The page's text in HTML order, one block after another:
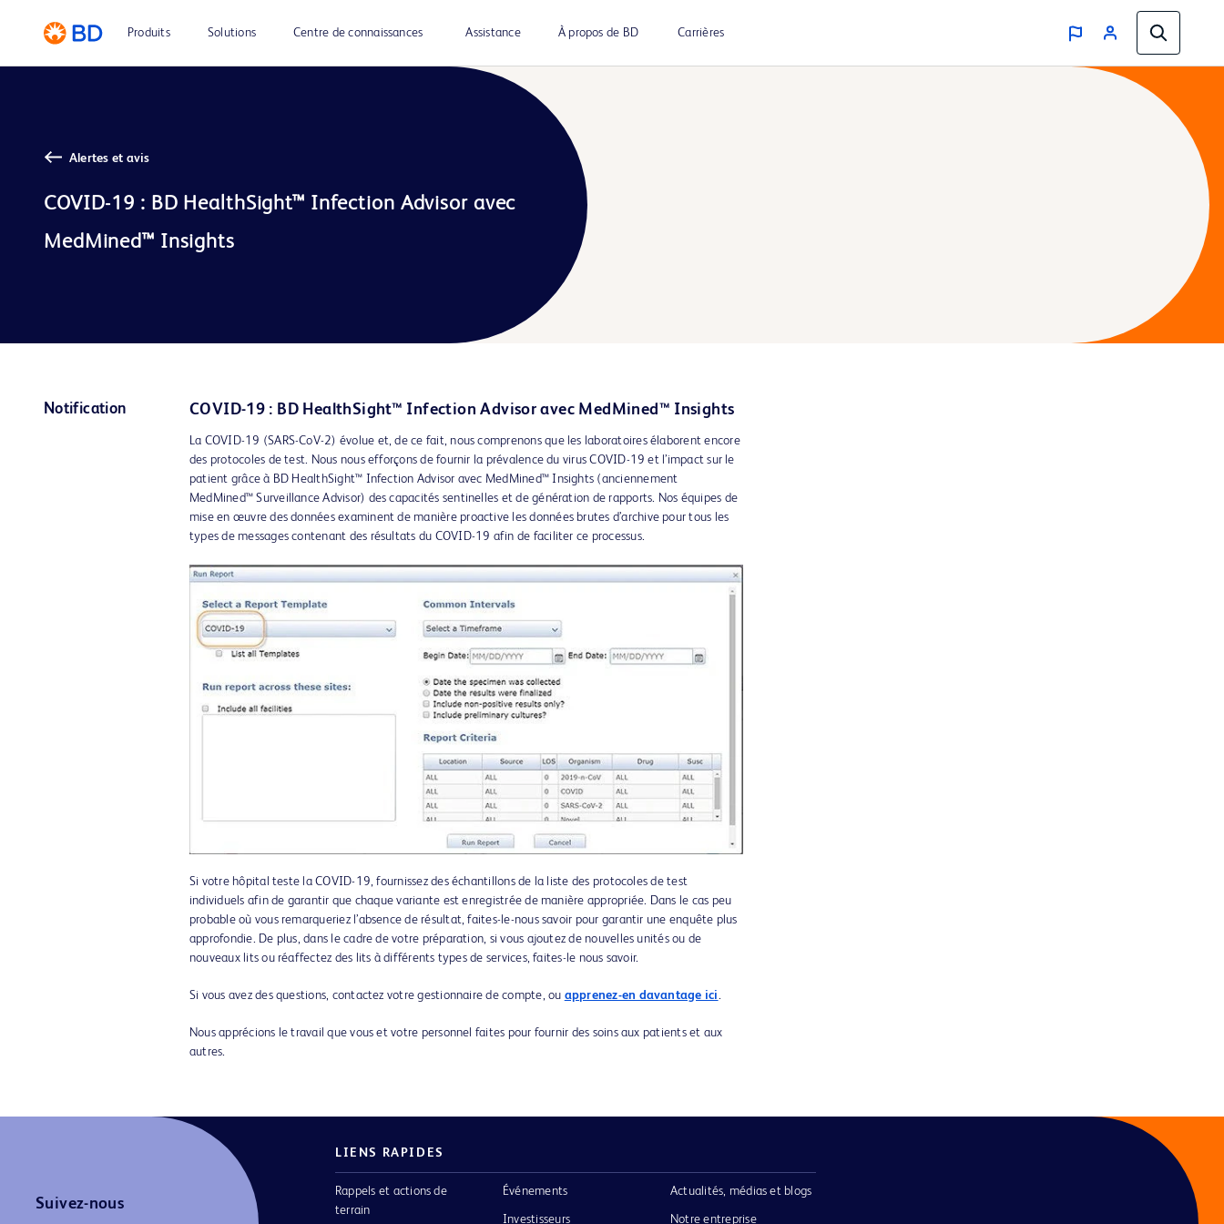
Produits Solutions Centre de connaissances Assistance À propos de BD Carrières
Alertes et avis
COVID-19 : BD HealthSight™ Infection Advisor avec
Notification COVID-19 : BD HealthSight™ Infection Advisor avec MedMined™ Insights
La COVID-19 (SARS-CoV-2) évolue et, de ce fait, nous comprenons que les laboratoires élaborent encore
des protocoles de test. Nous nous efforçons de fournir la prévalence du virus COVID-19 et l’impact sur le
patient grâce à BD HealthSight™ Infection Advisor avec MedMined™ Insights (anciennement
MedMined™ Surveillance Advisor) des capacités sentinelles et de génération de rapports. Nos équipes de
mise en œuvre des données examinent de manière proactive les données brutes d’archive pour tous les
types de messages contenant des résultats du COVID-19 afin de faciliter ce processus.
Si votre hôpital teste la COVID-19, fournissez des échantillons de la liste des protocoles de test
individuels afin de garantir que chaque variante est enregistrée de manière appropriée. Dans le cas peu
probable où vous remarqueriez l’absence de résultat, faites-le-nous savoir pour garantir une enquête plus
approfondie. De plus, dans le cadre de votre préparation, si vous ajoutez de nouvelles unités ou de
nouveaux lits ou réaffectez des lits à différents types de services, faites-le nous savoir.
Si vous avez des questions, contactez votre gestionnaire de compte, ou apprenez-en davantage ici.
Nous apprécions le travail que vous et votre personnel faites pour fournir des soins aux patients et aux
autres.
Suivez-nous
LIENS RAPIDES
Rappels et actions de
terrain
Événements
Investisseurs
Actualités, médias et blogs
Notre entreprise